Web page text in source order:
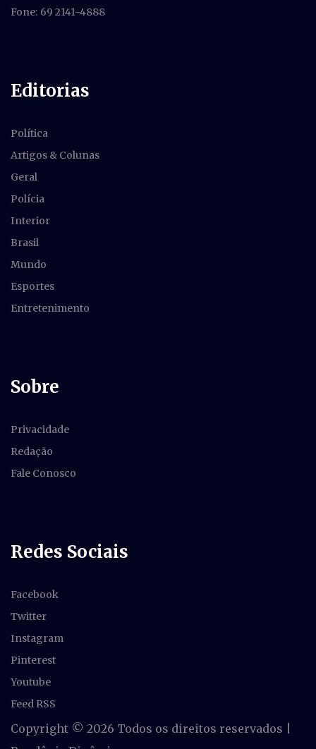
Fone: 69 2141-4888
Editorias
Política
Artigos & Colunas
Geral
Polícia
Interior
Brasil
Mundo
Esportes
Entretenimento
Sobre
Privacidade
Redação
Fale Conosco
Redes Sociais
Facebook
Twitter
Instagram
Pinterest
Youtube
Feed RSS
Copyright © 2026 Todos os direitos reservados |